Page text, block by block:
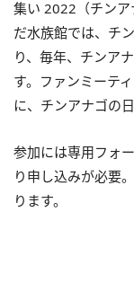
集い 2022（チンア
だ水族館では、チ
り、毎年、チンア
す。ファンミーテ
に、チンアナゴの
参加には専用フォ
り申し込みが必要
ります。